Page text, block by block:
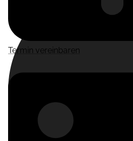
Termin vereinbaren